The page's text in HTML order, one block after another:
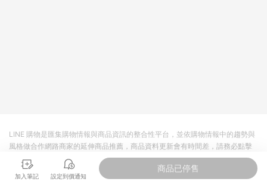
加入筆記 設定到價通知
商品已停售
LINE 購物是匯集購物情報與商品資訊的整合性平台，並依購物情報中的趨勢與
風格做合作網路商家的延伸商品推薦，商品資料更新會有時間差，請務必點擊
商品至各合作網路商家，確認現售價與購物條件，一切資訊以合作廠商網頁為
準。